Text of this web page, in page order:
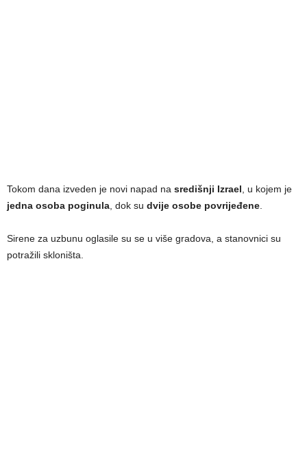
Tokom dana izveden je novi napad na središnji Izrael , u kojem je
jedna osoba poginula , dok su dvije osobe povrijeđene
Sirene za uzbunu oglasile su se u više gradova, a stanovnici su
potražili skloništa.